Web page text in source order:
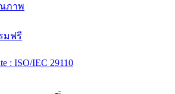
ภาพ